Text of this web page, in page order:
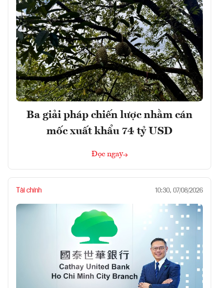
Ba giải pháp chiến lược nhằm cán
mốc xuất khẩu 74 tỷ USD
Đọc ngay
Tài chính 10:30, 07/08/2026